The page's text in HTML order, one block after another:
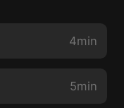
4min
5min